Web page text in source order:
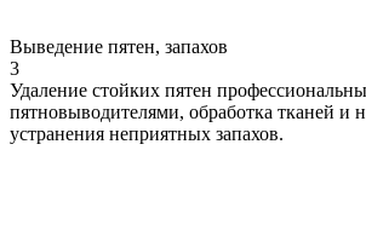
Выведение пятен, запахов
3
Удаление стойких пятен
пятновыводителями, обработка тканей и
устранения неприятных запахов.